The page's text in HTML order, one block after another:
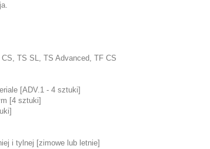
TS SL, TS Advanced, TF CS
[ADV.1 - 4 sztuki]
[4 sztuki]
i tylnej [zimowe lub letnie]